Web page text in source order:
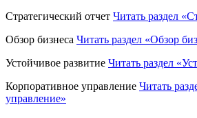
Стратегический отчет Читать раздел
Обзор бизнеса Читать раздел «Обзор
Устойчивое развитие Читать раздел
Корпоративное управление Читать
управление»